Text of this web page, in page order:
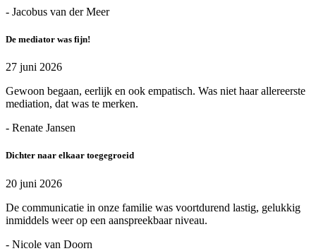
- Jacobus van der Meer
De mediator was fijn!
27 juni 2026
Gewoon begaan, eerlijk en ook empatisch. Was niet haar allereerste
mediation, dat was te merken.
- Renate Jansen
Dichter naar elkaar toegegroeid
20 juni 2026
De communicatie in onze familie was voortdurend lastig, gelukkig
inmiddels weer op een aanspreekbaar niveau.
- Nicole van Doorn